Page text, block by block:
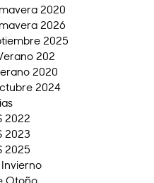
2020
2026
2025
202
2020
2024
2022
2023
2025
Otoño